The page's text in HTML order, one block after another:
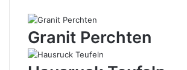
Granit Perchten